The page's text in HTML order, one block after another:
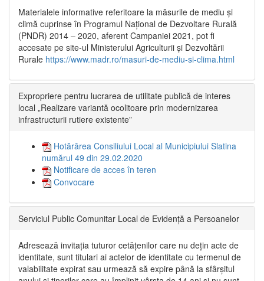
Materialele informative referitoare la măsurile de mediu și
climă cuprinse în Programul Național de Dezvoltare Rurală
(PNDR) 2014 – 2020, aferent Campaniei 2021, pot fi
accesate pe site-ul Ministerului Agriculturii și Dezvoltării
Rurale https://www.madr.ro/masuri-de-mediu-si-clima.html
Expropriere pentru lucrarea de utilitate publică de interes
local „Realizare variantă ocolitoare prin modernizarea
infrastructurii rutiere existente”
Hotărârea Consiliului Local al Municipiului Slatina
numărul 49 din 29.02.2020
Notificare de acces în teren
Convocare
Serviciul Public Comunitar Local de Evidență a Persoanelor
Adresează invitația tuturor cetățenilor care nu dețin acte de
identitate, sunt titulari ai actelor de identitate cu termenul de
valabilitate expirat sau urmează să expire până la sfârșitul